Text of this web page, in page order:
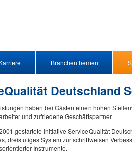
Branchenthemen
Deutschland
haben bei Gästen einen hohen
und zufriedene Geschäftspartner.
gestartete Initiative ServiceQualität
dreistufiges System zur schrittweisen
Instrumente.